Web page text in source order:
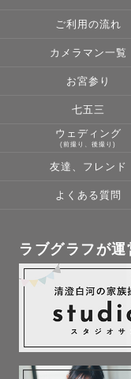
お子さまのご機嫌
安心してお任せくだ
撮影をご検討の方
いたします。
※11時〜13時の時間
不向きな時間帯とな
午前中は早めの時
なお写真を撮るこ
ぜひご参考までに。
※指名料はご予約時
ご利用の流れ
カメラマン一覧
お宮参り
七五三
ウェディング
(前撮り、後撮り)
友達、フレンド
よくある質問
ラブグラフが